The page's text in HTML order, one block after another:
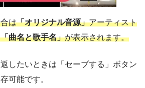
は「オリジナル音源」アーティスト
「曲名と歌手名」が表示されます。
したいときは「セーブする」ボタン
可能です。